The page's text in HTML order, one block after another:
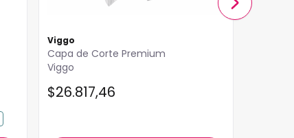
Viggo
Capa de Corte Premium
Viggo
$26.817,46